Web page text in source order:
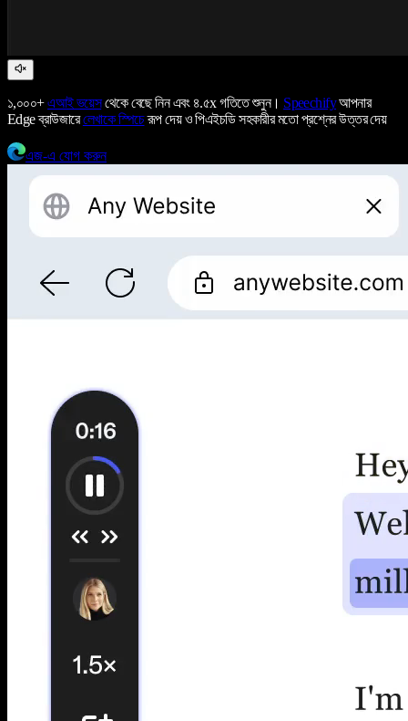
১,০০০+এআই ভয়েসথেকে বেছে নিন এবং ৪.৫x গতিতে শুনুন। Speechifyআপনার
Edge ব্রাউজারেলেখাকে স্পিচেরূপ দেয় ও পিএইচডি সহকারীর মতো প্রশ্নের উত্তর দেয়
এজ-এ যোগ করুন